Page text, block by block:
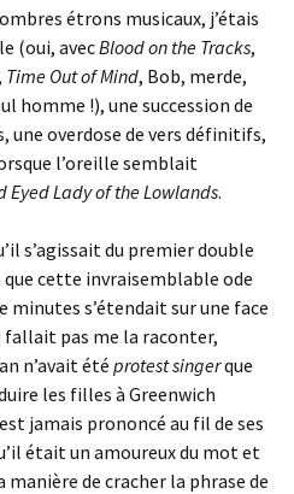
étrons musicaux, j’étais
(oui, avecBlood on the Tracks,
Time Out of Mind, Bob, merde,
homme !), une succession de
une overdose de vers définitifs,
l’oreille semblait
Eyed Lady of the Lowlands.
s’agissait du premier double
cette invraisemblable ode
minutes s’étendait sur une face
fallait pas me la raconter,
n’avait été protest singerque
les filles à Greenwich
jamais prononcé au fil de ses
était un amoureux du mot et
de cracher la phrase de